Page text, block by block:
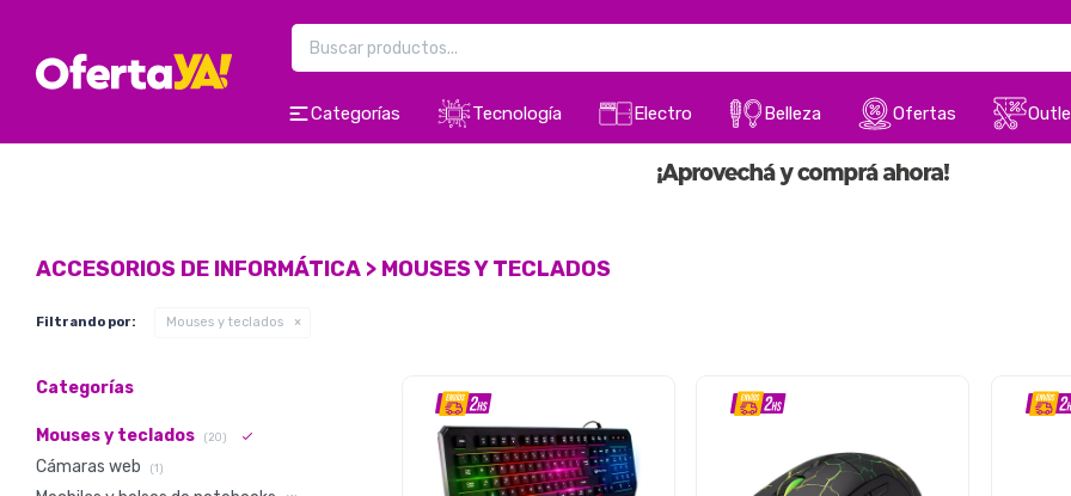
Categorías Tecnología Electro Belleza Ofertas
ACCESORIOS DE INFORMÁTICA > MOUSES Y TECLADOS
Filtrando por: Mouses y teclados
Categorías
Mouses y teclados (20)
Cámaras web (1)